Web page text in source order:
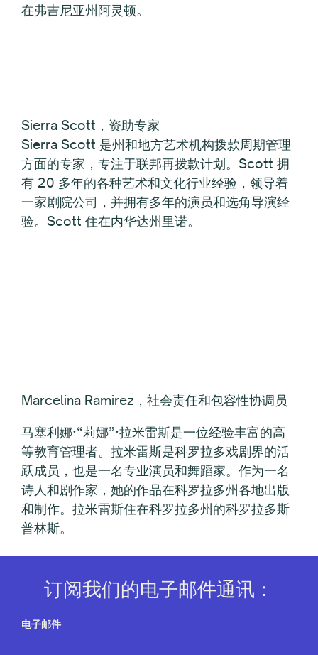
在弗吉尼亚州阿灵顿。
Sierra Scott，资助专家
Sierra Scott 是州和地方艺术机构拨款周期管理
方面的专家，专注于联邦再拨款计划。Scott 拥
有 20 多年的各种艺术和文化行业经验，领导着
一家剧院公司，并拥有多年的演员和选角导演经
验。Scott 住在内华达州里诺。
Marcelina Ramirez，社会责任和包容性协调员
马塞利娜·“莉娜”·拉米雷斯是一位经验丰富的高
等教育管理者。拉米雷斯是科罗拉多戏剧界的活
跃成员，也是一名专业演员和舞蹈家。作为一名
诗人和剧作家，她的作品在科罗拉多州各地出版
和制作。拉米雷斯住在科罗拉多州的科罗拉多斯
普林斯。
订阅我们的电子邮件通讯：
电子邮件